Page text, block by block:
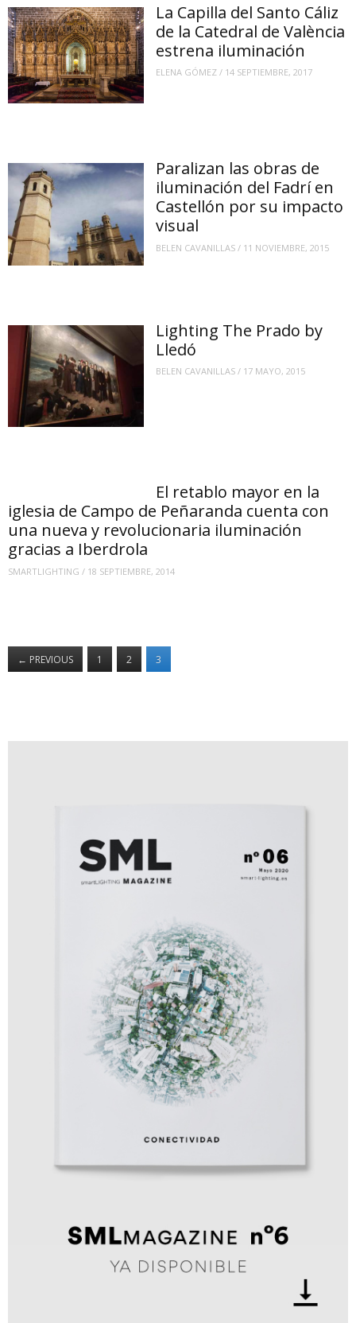
La Capilla del Santo Cáliz
de la Catedral de València
estrena iluminación
ELENA GÓMEZ / 14 SEPTIEMBRE, 2017
Paralizan las obras de
iluminación del Fadrí en
Castellón por su impacto
visual
BELEN CAVANILLAS / 11 NOVIEMBRE, 2015
Lighting The Prado by
Lledó
BELEN CAVANILLAS / 17 MAYO, 2015
El retablo mayor en la
iglesia de Campo de Peñaranda cuenta con
una nueva y revolucionaria iluminación
gracias a Iberdrola
SMARTLIGHTING / 18 SEPTIEMBRE, 2014
← PREVIOUS 1 2 3